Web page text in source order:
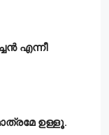
എന്നീ
ഉള്ളൂ.